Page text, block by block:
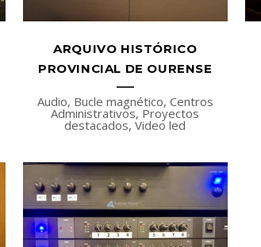
ARQUIVO HISTÓRICO
PROVINCIAL DE OURENSE
Audio, Bucle magnético, Centros
Administrativos, Proyectos
destacados, Video led